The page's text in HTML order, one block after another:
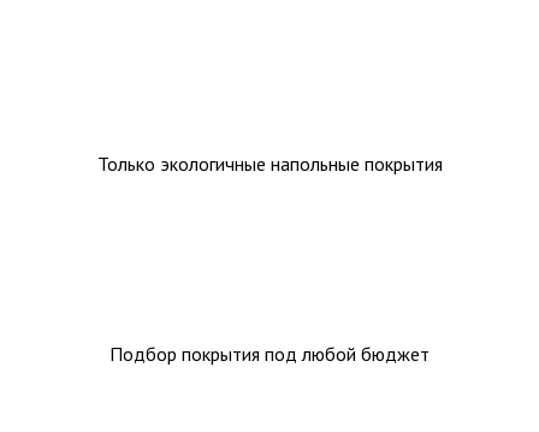
Только экологичные напольные покрытия
Подбор покрытия под любой бюджет